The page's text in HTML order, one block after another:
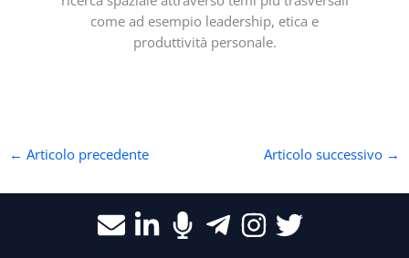
come ad esempio leadership, etica e
produttività personale.
← Articolo precedente Articolo successivo →